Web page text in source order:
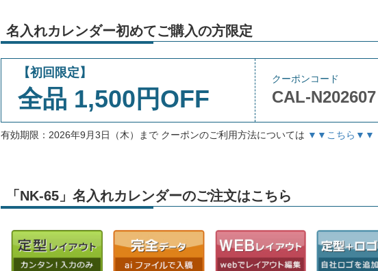
名入れカレンダー初めてご購入の方限定
【初回限定】
全品 1,500円OFF
クーポンコード
CAL-N202607
有効期限：2026年9月3日（木）まで クーポンのご利用方法については ▼▼こちら▼▼
「NK-65」名入れカレンダーのご注文はこちら